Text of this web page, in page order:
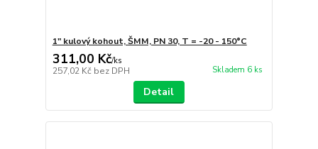
1" kulový kohout, ŠMM, PN 30, T = -20 - 150°C
311,00 Kč/ks
257,02 Kč bez DPH Skladem 6 ks
Detail